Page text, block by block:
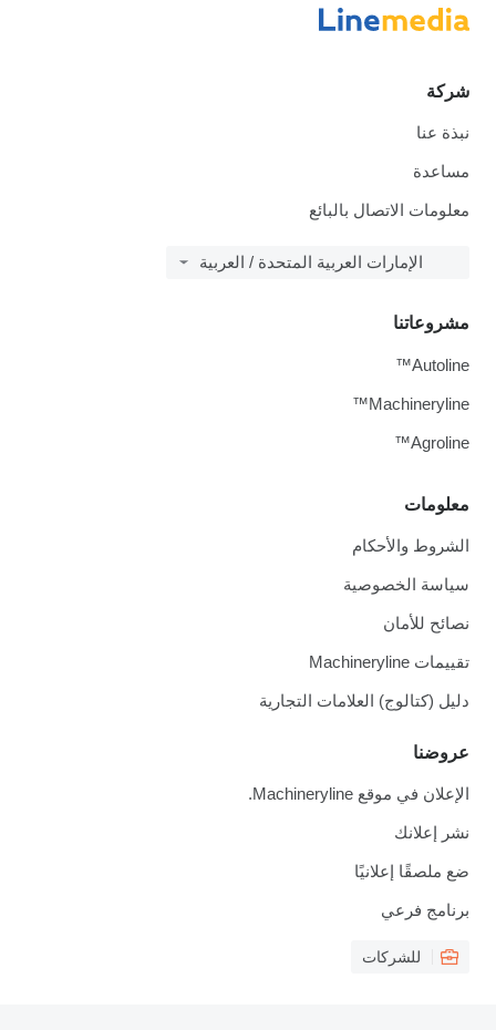
شركة
نبذة عنا
مساعدة
معلومات الاتصال بالبائع
الإمارات العربية المتحدة / العربية
معلومات
الشروط والأحكام
سياسة الخصوصية
نصائح للأمان
تقييمات Machineryline
دليل (كتالوج) العلامات التجارية
عروضنا
الإعلان في موقع Machineryline.
نشر إعلانك
ضع ملصقًا إعلانيًا
برنامج فرعي
للشركات
مشروعاتنا
Autoline™
Machineryline™
Agroline™